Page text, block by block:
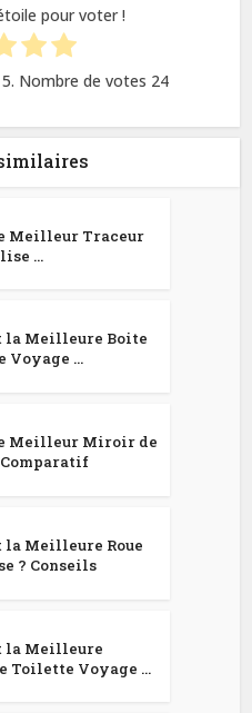
pour voter !
Nombre de votes 24
Meilleur Traceur
...
la Meilleure Boite
Voyage ...
Meilleur Miroir de
la Meilleure Roue
? Conseils
la Meilleure
Toilette Voyage ...